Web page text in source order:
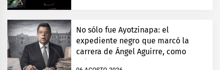
No sólo fue Ayotzinapa: el
expediente negro que marcó la
carrera de Ángel Aguirre, como
gobernador de Guerrero